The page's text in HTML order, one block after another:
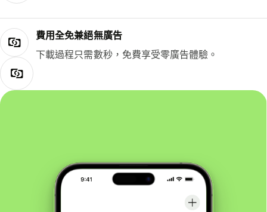
費用全免兼絕無廣告
下載過程只需數秒，免費享受零廣告體驗。